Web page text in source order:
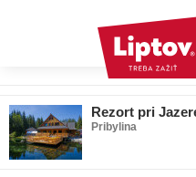
NEW!
Aktivity a
Rezort pri
Pribylina